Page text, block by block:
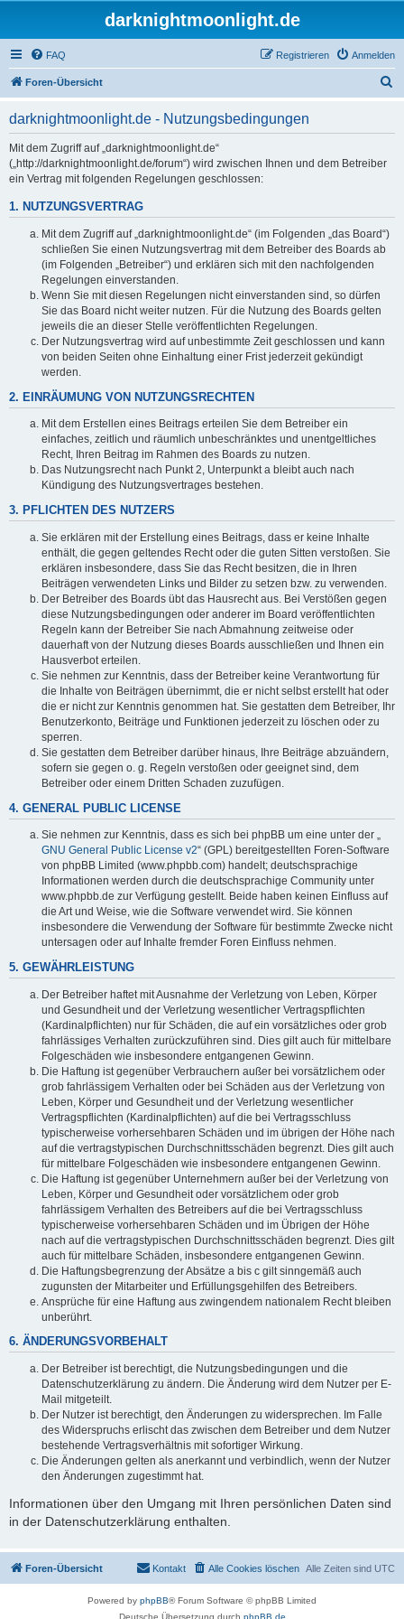
darknightmoonlight.de
FAQ Anmelden
Registrieren
Foren-Übersicht
darknightmoonlight.de - Nutzungsbedingungen
Mit dem Zugriff auf „darknightmoonlight.de“
(„http://darknightmoonlight.de/forum“) wird zwischen Ihnen und dem Betreiber
ein Vertrag mit folgenden Regelungen geschlossen:
1. NUTZUNGSVERTRAG
Mit dem Zugriff auf „darknightmoonlight.de“ (im Folgenden „das Board“)
schließen Sie einen Nutzungsvertrag mit dem Betreiber des Boards ab
(im Folgenden „Betreiber“) und erklären sich mit den nachfolgenden
Regelungen einverstanden.
Wenn Sie mit diesen Regelungen nicht einverstanden sind, so dürfen
Sie das Board nicht weiter nutzen. Für die Nutzung des Boards gelten
jeweils die an dieser Stelle veröffentlichten Regelungen.
Der Nutzungsvertrag wird auf unbestimmte Zeit geschlossen und kann
von beiden Seiten ohne Einhaltung einer Frist jederzeit gekündigt
werden.
2. EINRÄUMUNG VON NUTZUNGSRECHTEN
Mit dem Erstellen eines Beitrags erteilen Sie dem Betreiber ein
einfaches, zeitlich und räumlich unbeschränktes und unentgeltliches
Recht, Ihren Beitrag im Rahmen des Boards zu nutzen.
Das Nutzungsrecht nach Punkt 2, Unterpunkt a bleibt auch nach
Kündigung des Nutzungsvertrages bestehen.
3. PFLICHTEN DES NUTZERS
Sie erklären mit der Erstellung eines Beitrags, dass er keine Inhalte
enthält, die gegen geltendes Recht oder die guten Sitten verstoßen. Sie
erklären insbesondere, dass Sie das Recht besitzen, die in Ihren
Beiträgen verwendeten Links und Bilder zu setzen bzw. zu verwenden.
Der Betreiber des Boards übt das Hausrecht aus. Bei Verstößen gegen
diese Nutzungsbedingungen oder anderer im Board veröffentlichten
Regeln kann der Betreiber Sie nach Abmahnung zeitweise oder
dauerhaft von der Nutzung dieses Boards ausschließen und Ihnen ein
Hausverbot erteilen.
Sie nehmen zur Kenntnis, dass der Betreiber keine Verantwortung für
die Inhalte von Beiträgen übernimmt, die er nicht selbst erstellt hat oder
die er nicht zur Kenntnis genommen hat. Sie gestatten dem Betreiber, Ihr
Benutzerkonto, Beiträge und Funktionen jederzeit zu löschen oder zu
sperren.
Sie gestatten dem Betreiber darüber hinaus, Ihre Beiträge abzuändern,
sofern sie gegen o. g. Regeln verstoßen oder geeignet sind, dem
Betreiber oder einem Dritten Schaden zuzufügen.
4. GENERAL PUBLIC LICENSE
Sie nehmen zur Kenntnis, dass es sich bei phpBB um eine unter der „
GNU General Public License v2“ (GPL) bereitgestellten Foren-Software
von phpBB Limited (www.phpbb.com) handelt; deutschsprachige
Informationen werden durch die deutschsprachige Community unter
www.phpbb.de zur Verfügung gestellt. Beide haben keinen Einfluss auf
die Art und Weise, wie die Software verwendet wird. Sie können
insbesondere die Verwendung der Software für bestimmte Zwecke nicht
untersagen oder auf Inhalte fremder Foren Einfluss nehmen.
5. GEWÄHRLEISTUNG
Der Betreiber haftet mit Ausnahme der Verletzung von Leben, Körper
und Gesundheit und der Verletzung wesentlicher Vertragspflichten
(Kardinalpflichten) nur für Schäden, die auf ein vorsätzliches oder grob
fahrlässiges Verhalten zurückzuführen sind. Dies gilt auch für mittelbare
Folgeschäden wie insbesondere entgangenen Gewinn.
Die Haftung ist gegenüber Verbrauchern außer bei vorsätzlichem oder
grob fahrlässigem Verhalten oder bei Schäden aus der Verletzung von
Leben, Körper und Gesundheit und der Verletzung wesentlicher
Vertragspflichten (Kardinalpflichten) auf die bei Vertragsschluss
typischerweise vorhersehbaren Schäden und im übrigen der Höhe nach
auf die vertragstypischen Durchschnittsschäden begrenzt. Dies gilt auch
für mittelbare Folgeschäden wie insbesondere entgangenen Gewinn.
Die Haftung ist gegenüber Unternehmern außer bei der Verletzung von
Leben, Körper und Gesundheit oder vorsätzlichem oder grob
fahrlässigem Verhalten des Betreibers auf die bei Vertragsschluss
typischerweise vorhersehbaren Schäden und im Übrigen der Höhe
nach auf die vertragstypischen Durchschnittsschäden begrenzt. Dies gilt
auch für mittelbare Schäden, insbesondere entgangenen Gewinn.
Die Haftungsbegrenzung der Absätze a bis c gilt sinngemäß auch
zugunsten der Mitarbeiter und Erfüllungsgehilfen des Betreibers.
Ansprüche für eine Haftung aus zwingendem nationalem Recht bleiben
unberührt.
6. ÄNDERUNGSVORBEHALT
Der Betreiber ist berechtigt, die Nutzungsbedingungen und die
Datenschutzerklärung zu ändern. Die Änderung wird dem Nutzer per E-
Mail mitgeteilt.
Der Nutzer ist berechtigt, den Änderungen zu widersprechen. Im Falle
des Widerspruchs erlischt das zwischen dem Betreiber und dem Nutzer
bestehende Vertragsverhältnis mit sofortiger Wirkung.
Die Änderungen gelten als anerkannt und verbindlich, wenn der Nutzer
den Änderungen zugestimmt hat.
Informationen über den Umgang mit Ihren persönlichen Daten sind
in der Datenschutzerklärung enthalten.
Foren-Übersicht Alle Zeiten sind UTC
Alle Cookies löschen
Kontakt
Powered by phpBB® Forum Software © phpBB Limited
Deutsche Übersetzung durch phpBB.de